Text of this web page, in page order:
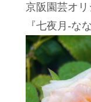
京阪園芸オ
『七夜月-な